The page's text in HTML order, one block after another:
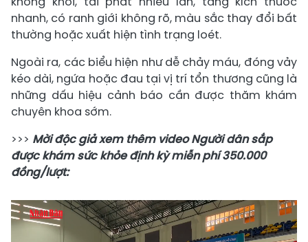
nhanh, có ranh giới không rõ, màu sắc thay đổi bất
thường hoặc xuất hiện tình trạng loét.
Ngoài ra, các biểu hiện như dễ chảy máu, đóng vảy
kéo dài, ngứa hoặc đau tại vị trí tổn thương cũng là
những dấu hiệu cảnh báo cần được thăm khám
chuyên khoa sớm.
>>> Mời độc giả xem thêm video Người dân sắp
được khám sức khỏe định kỳ miễn phí 350.000
đồng/lượt: